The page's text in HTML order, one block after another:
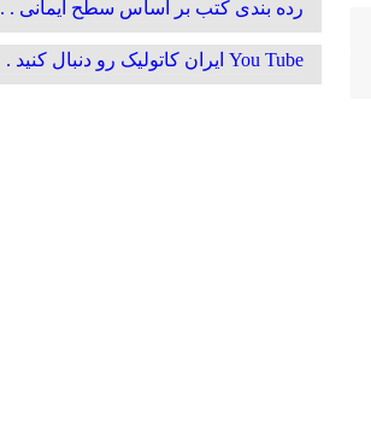
رده بندی کتب بر اساس سطح ایمانی . .
You Tube ایران کاتولیک رو دنبال کنید . . .